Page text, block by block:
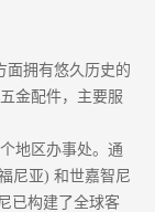
面拥有悠久历史的
金配件，主要服
地区办事处。通
尼亚) 和世嘉智尼
已构建了全球客